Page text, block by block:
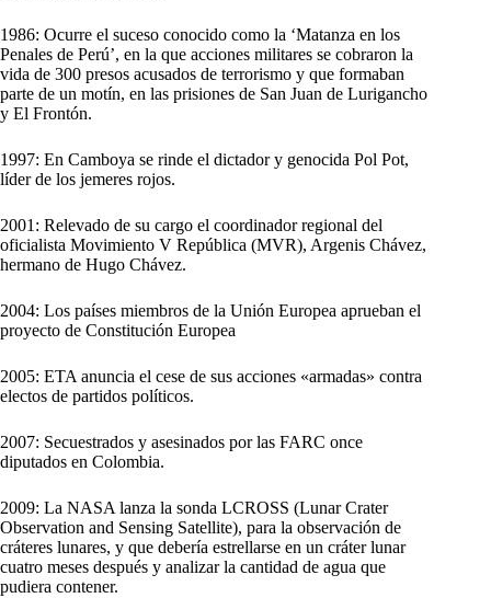
1986: Ocurre el suceso conocido como la ‘Matanza en los
Penales de Perú’, en la que acciones militares se cobraron la
vida de 300 presos acusados de terrorismo y que formaban
parte de un motín, en las prisiones de San Juan de Lurigancho
y El Frontón.
1997: En Camboya se rinde el dictador y genocida Pol Pot,
líder de los jemeres rojos.
2001: Relevado de su cargo el coordinador regional del
oficialista Movimiento V República (MVR), Argenis Chávez,
hermano de Hugo Chávez.
2004: Los países miembros de la Unión Europea aprueban el
proyecto de Constitución Europea
2005: ETA anuncia el cese de sus acciones «armadas» contra
electos de partidos políticos.
2007: Secuestrados y asesinados por las FARC once
diputados en Colombia.
2009: La NASA lanza la sonda LCROSS (Lunar Crater
Observation and Sensing Satellite), para la observación de
cráteres lunares, y que debería estrellarse en un cráter lunar
cuatro meses después y analizar la cantidad de agua que
pudiera contener.